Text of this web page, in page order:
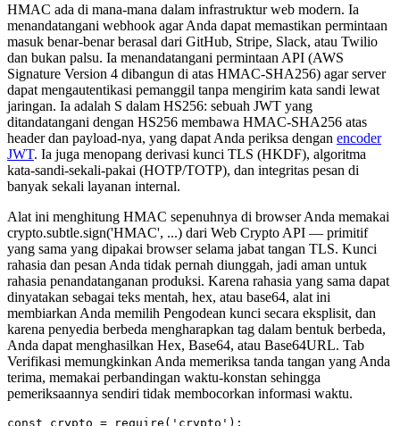
HMAC ada di mana-mana dalam infrastruktur web modern. Ia
menandatangani webhook agar Anda dapat memastikan permintaan
masuk benar-benar berasal dari GitHub, Stripe, Slack, atau Twilio
dan bukan palsu. Ia menandatangani permintaan API (AWS
Signature Version 4 dibangun di atas HMAC-SHA256) agar server
dapat mengautentikasi pemanggil tanpa mengirim kata sandi lewat
jaringan. Ia adalah S dalam HS256: sebuah JWT yang
ditandatangani dengan HS256 membawa HMAC-SHA256 atas
header dan payload-nya, yang dapat Anda periksa dengan encoder
JWT. Ia juga menopang derivasi kunci TLS (HKDF), algoritma
kata-sandi-sekali-pakai (HOTP/TOTP), dan integritas pesan di
banyak sekali layanan internal.
Alat ini menghitung HMAC sepenuhnya di browser Anda memakai
crypto.subtle.sign('HMAC', ...) dari Web Crypto API — primitif
yang sama yang dipakai browser selama jabat tangan TLS. Kunci
rahasia dan pesan Anda tidak pernah diunggah, jadi aman untuk
rahasia penandatanganan produksi. Karena rahasia yang sama dapat
dinyatakan sebagai teks mentah, hex, atau base64, alat ini
membiarkan Anda memilih Pengodean kunci secara eksplisit, dan
karena penyedia berbeda mengharapkan tag dalam bentuk berbeda,
Anda dapat menghasilkan Hex, Base64, atau Base64URL. Tab
Verifikasi memungkinkan Anda memeriksa tanda tangan yang Anda
terima, memakai perbandingan waktu-konstan sehingga
pemeriksaannya sendiri tidak membocorkan informasi waktu.
const crypto = require('crypto');